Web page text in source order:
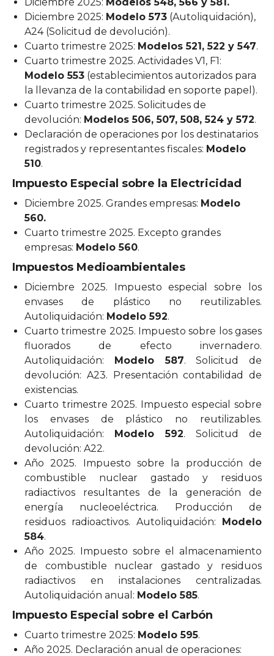
Diciembre 2025: Modelo 573 (Autoliquidación),
A24 (Solicitud de devolución).
Cuarto trimestre 2025: Modelos 521, 522 y 547.
Cuarto trimestre 2025. Actividades V1, F1:
Modelo 553 (establecimientos autorizados para
la llevanza de la contabilidad en soporte papel).
Cuarto trimestre 2025. Solicitudes de
devolución: Modelos 506, 507, 508, 524 y 572.
Declaración de operaciones por los destinatarios
registrados y representantes fiscales: Modelo
510.
Impuesto Especial sobre la Electricidad
Diciembre 2025. Grandes empresas: Modelo
560.
Cuarto trimestre 2025. Excepto grandes
empresas: Modelo 560.
Impuestos Medioambientales
Diciembre 2025. Impuesto especial sobre los
envases de plástico no reutilizables.
Autoliquidación: Modelo 592.
Cuarto trimestre 2025. Impuesto sobre los gases
fluorados de efecto invernadero.
Autoliquidación: Modelo 587. Solicitud de
devolución: A23. Presentación contabilidad de
existencias.
Cuarto trimestre 2025. Impuesto especial sobre
los envases de plástico no reutilizables.
Autoliquidación: Modelo 592. Solicitud de
devolución: A22.
Año 2025. Impuesto sobre la producción de
combustible nuclear gastado y residuos
radiactivos resultantes de la generación de
energía nucleoeléctrica. Producción de
residuos radioactivos. Autoliquidación: Modelo
584.
Año 2025. Impuesto sobre el almacenamiento
de combustible nuclear gastado y residuos
radiactivos en instalaciones centralizadas.
Autoliquidación anual: Modelo 585.
Impuesto Especial sobre el Carbón
Cuarto trimestre 2025: Modelo 595.
Año 2025. Declaración anual de operaciones: